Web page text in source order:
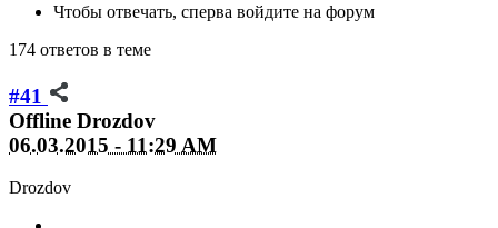
Чтобы отвечать, сперва войдите на форум
174 ответов в теме
#41
Offline Drozdov
06.03.2015 - 11:29 AM
Drozdov